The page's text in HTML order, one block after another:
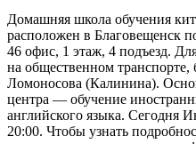
Домашняя школа обучения
расположен в Благовещенск
46 офис, 1 этаж, 4 подъезд.
на общественном
Ломоносова (Калинина).
центра — обучение
английского языка. Сегодня
20:00. Чтобы узнать